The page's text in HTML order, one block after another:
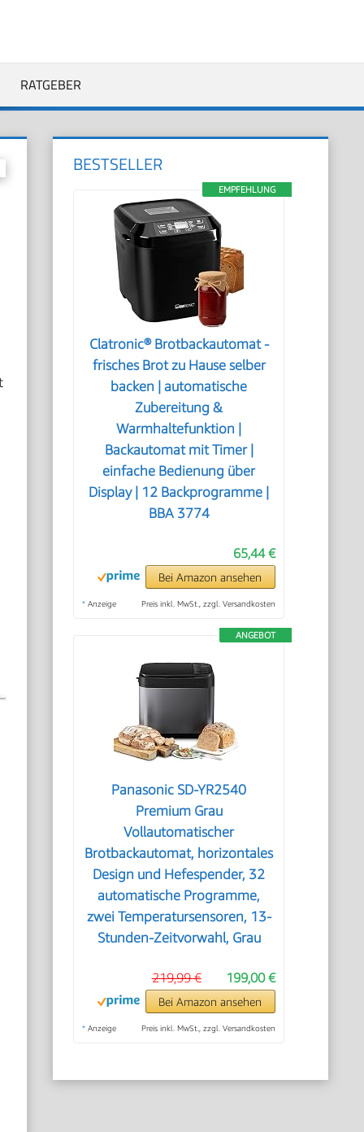
RATGEBER
BESTSELLER
EMPFEHLUNG
Clatronic® Brotbackautomat -
frisches Brot zu Hause selber
backen | automatische
Zubereitung &
Warmhaltefunktion |
Backautomat mit Timer |
einfache Bedienung über
Display | 12 Backprogramme |
BBA 3774
65,44 €
Bei Amazon ansehen
* Anzeige Preis inkl. MwSt., zzgl. Versandkosten
ANGEBOT
Panasonic SD-YR2540
Premium Grau
Vollautomatischer
Brotbackautomat, horizontales
Design und Hefespender, 32
automatische Programme,
zwei Temperatursensoren, 13-
Stunden-Zeitvorwahl, Grau
199,00 €
219,99 €
Bei Amazon ansehen
* Anzeige Preis inkl. MwSt., zzgl. Versandkosten